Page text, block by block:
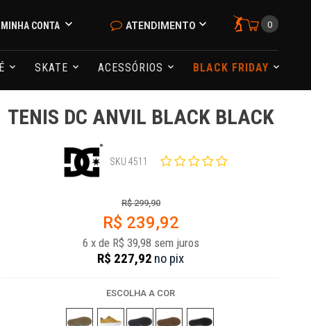
MINHA CONTA ATENDIMENTO 0
SKATE ACESSÓRIOS BLACK FRIDAY
TENIS DC ANVIL BLACK BLACK
SKU 4511
R$ 299,90
R$ 239,92
6 x de R$ 39,98 sem juros
R$ 227,92 no pix
ESCOLHA A COR